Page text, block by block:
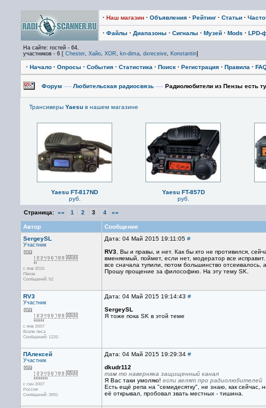
· Наш магазин · Объявления · Рейтинг · Статьи ·
· Файлы · Диапазоны · Сигналы · Музей · Mods · LPD-
На сайте: гостей - 64,
участников - 6 [ Chester, Хайо, XOR, kn-dima, dxreceive, Konstantin]
· Начало · Опросы · События · Статистика · Поиск · Регистрация · Правила ·
Форум —› Любительская радиосвязь —› Радиолюбители из Пензы есть
Трансиверы Yaesu в нашем магазине
Yaesu FT-817ND
руб.
Yaesu FT-857D
руб.
Страница: «« 1 2 3 4 »»
Автор
Сообщение
SergeySL
Участник
с янв 2015
Пенза
Сообщений: 52
Дата: 04 Май 2015 19:11:05 #
RV3 , Вы и правы, и нет. Как бы кто не противился,
вменяемый, поймет, если нет, модератор все
все сначала тупили, потом большинство
Прошу прощение за философию. На эту тему SK.
RV3
Участник
с янв 2007
Возле леса
Сообщений: 1220
Дата: 04 Май 2015 19:14:43 #
SergeySL
Я тоже пока SK в этой теме
ПАлексей
Участник
с сен 2007
Россия
Сообщений: 3991
Дата: 04 Май 2015 19:29:34 #
dkudr112
там то наверняка защищенный канал
Я Вас таки умоляю! если велят про радиолюбителей
Есть ещё репа на "семидесятку", не знаю, как
её открывал, пробовал звать местных - тишина.